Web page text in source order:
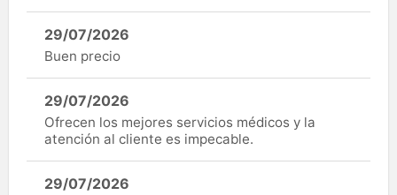
29/07/2026
Buen precio
29/07/2026
Ofrecen los mejores servicios médicos y la
atención al cliente es impecable.
29/07/2026